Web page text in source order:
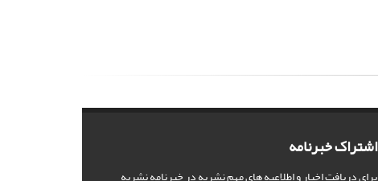
اشتراک خبرنامه
برای دریافت اخبار و اطلاعیه های مهم نشریه در خبرنامه نشریه